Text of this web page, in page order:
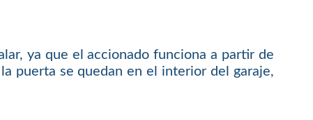
ya que el accionado funciona a partir de
puerta se quedan en el interior del garaje,